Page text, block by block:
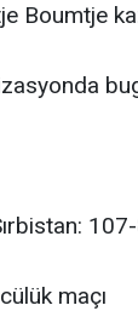
Boumtje
maçı